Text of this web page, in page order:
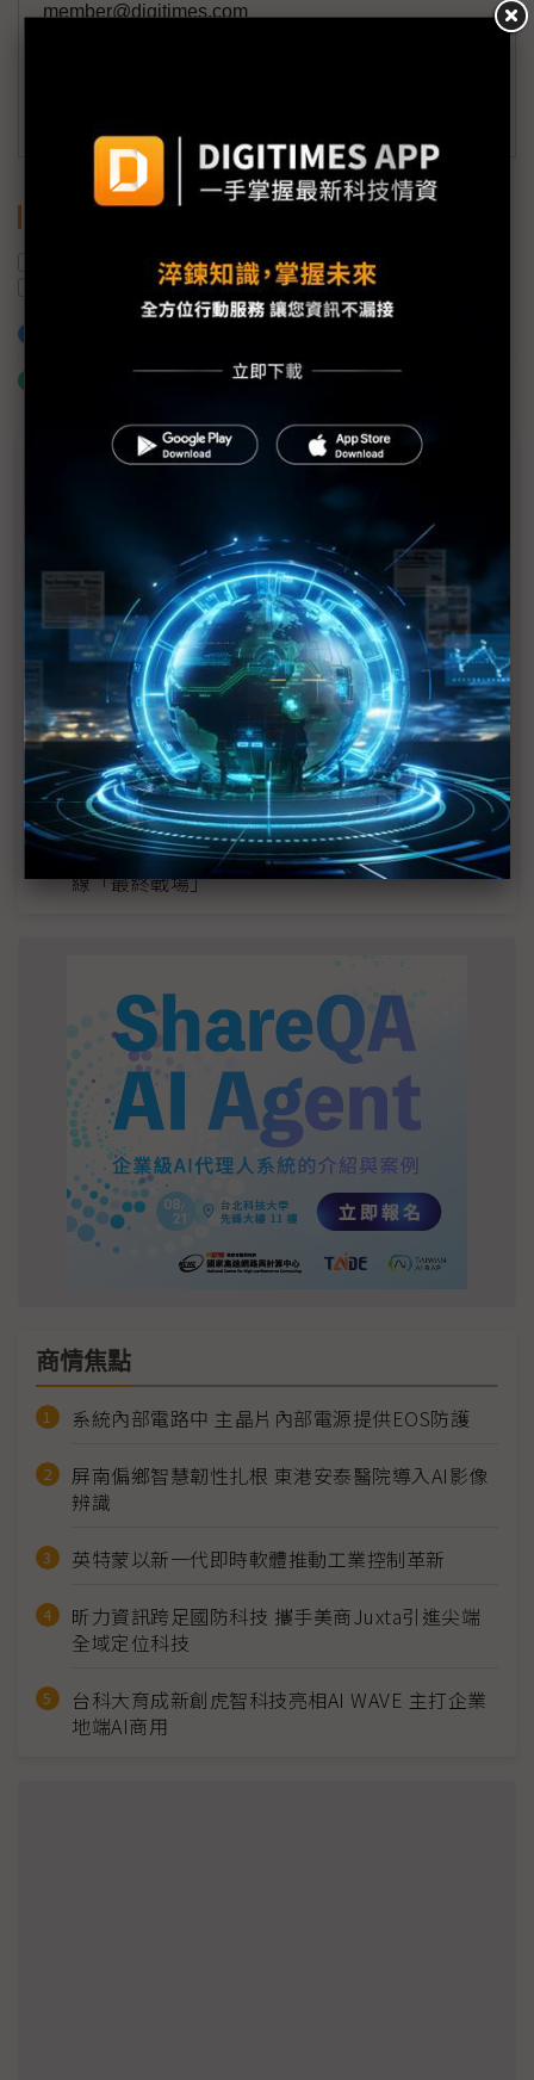
member@digitimes.com
購併 供應鏈 NB
什麼是「關鍵字追蹤」
近７天熱門報導
MLCC訂單過熱、出貨比創高 村田示警全球AI基
建熱潮將趨緩
2027全年記憶體產能提前售罄 買家「祕而不
宣」只怕買不夠
英特爾EMIB良率達標 聯發科第2代ASIC產品
2028準時量產
SpaceX晶片採購大轉向 Elon Musk捨超微全面
採用NVIDIA
光進銅退更明確？ 聯發科估SerDes 448G為銅
線「最終戰場」
商情焦點
系統內部電路中 主晶片內部電源提供EOS防護
屏南偏鄉智慧韌性扎根 東港安泰醫院導入AI影像
辨識
英特蒙以新一代即時軟體推動工業控制革新
昕力資訊跨足國防科技 攜手美商Juxta引進尖端
全域定位科技
台科大育成新創虎智科技亮相AI WAVE 主打企業
地端AI商用